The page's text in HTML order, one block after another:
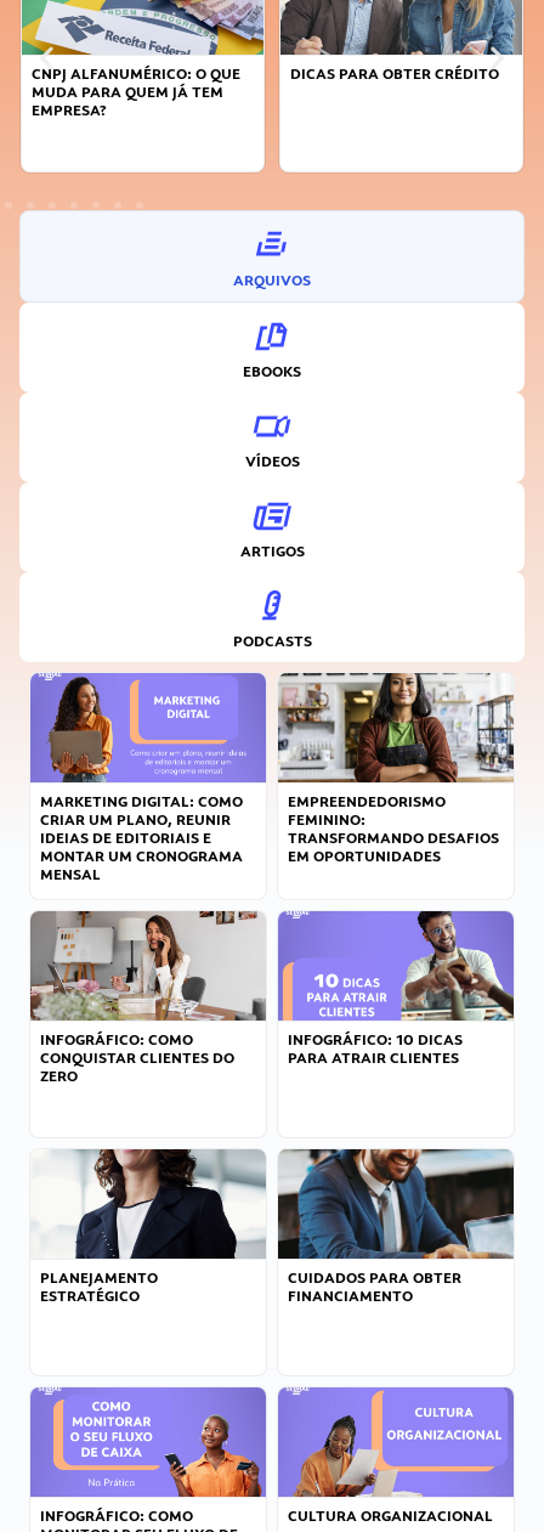
DICAS PARA OBTER CRÉDITO
FAÇA A DIFERENÇA: SEJA
ARQUIVOS
EBOOKS
VÍDEOS
ARTIGOS
PODCASTS
MARKETING DIGITAL: COMO
CRIAR UM PLANO, REUNIR
IDEIAS DE EDITORIAIS E
MONTAR UM CRONOGRAMA
MENSAL
EMPREENDEDORISMO
FEMININO:
TRANSFORMANDO DESAFIOS
EM OPORTUNIDADES
INFOGRÁFICO: COMO
CONQUISTAR CLIENTES DO
ZERO
INFOGRÁFICO: 10 DICAS
PARA ATRAIR CLIENTES
PLANEJAMENTO
ESTRATÉGICO
CUIDADOS PARA OBTER
FINANCIAMENTO
INFOGRÁFICO: COMO
CULTURA ORGANIZACIONAL